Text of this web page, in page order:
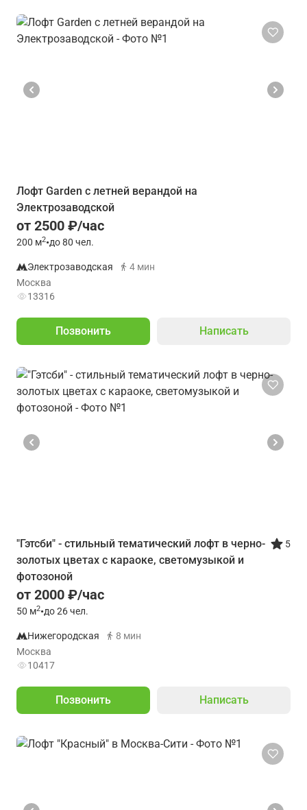
Лофт Garden с летней верандой на
Электрозаводской
от 2500 ₽/час
200 м2•до 80 чел.
Электрозаводская
4 мин
Москва
13316
Позвонить Написать
"Гэтсби" - стильный тематический лофт в черно-
золотых цветах с караоке, светомузыкой и
фотозоной
от 2000 ₽/час
50 м2•до 26 чел.
5
Нижегородская
8 мин
Москва
10417
Позвонить Написать